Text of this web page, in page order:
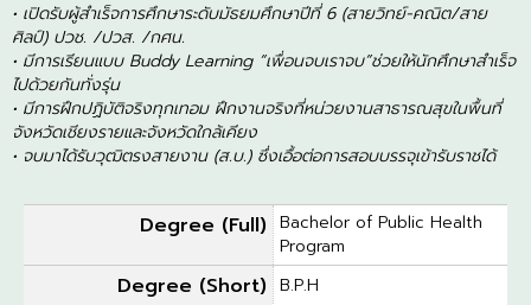
• เปิดรับผู้สำเร็จการศึกษาระดับมัธยมศึกษาปีที่ 6 (สายวิทย์-คณิต/สาย
ศิลป์) ปวช. /ปวส. /กศน.
• มีการเรียนแบบ Buddy Learning “เพื่อนจบเราจบ”ช่วยให้นักศึกษาสำเร็จ
ไปด้วยกันทั่งรุ่น
• มีการฝึกปฏิบัติจริงทุกเทอม ฝึกงานจริงที่หน่วยงานสาธารณสุขในพื้นที่
จังหวัดเชียงรายและจังหวัดใกล้เคียง
• จบมาได้รับวุฒิตรงสายงาน (ส.บ.) ซึ่งเอื้อต่อการสอบบรรจุเข้ารับราชได้
Degree (Full) Bachelor of Public Health
Program
Degree (Short) B.P.H